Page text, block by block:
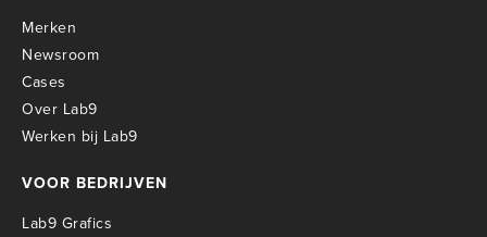
Merken
Newsroom
Cases
Over Lab9
Werken bij Lab9
VOOR BEDRIJVEN
Lab9 Grafics